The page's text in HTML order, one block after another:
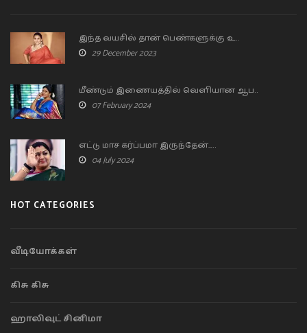
இந்த வயசில் தான் பெண்களுக்கு உ..
29 December 2023
மீண்டும் இணையத்தில் வெளியான ஆப..
07 February 2024
எட்டு மாச கர்ப்பமா இருந்தேன்…..
04 July 2024
HOT CATEGORIES
வீடியோக்கள்
கிசு கிசு
ஹாலிவுட் சினிமா